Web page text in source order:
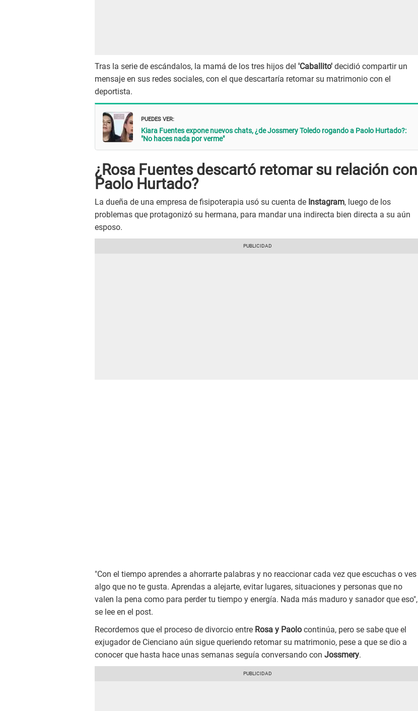
Tras la serie de escándalos, la mamá de los tres hijos del 'Caballito' decidió compartir un
mensaje en sus redes sociales, con el que descartaría retomar su matrimonio con el
deportista.
PUEDES VER:
Kiara Fuentes expone nuevos chats, ¿de Jossmery Toledo rogando a Paolo Hurtado?:
"No haces nada por verme"
¿Rosa Fuentes descartó retomar su relación con
Paolo Hurtado?
La dueña de una empresa de fisipoterapia usó su cuenta de Instagram, luego de los
problemas que protagonizó su hermana, para mandar una indirecta bien directa a su aún
esposo.
"Con el tiempo aprendes a ahorrarte palabras y no reaccionar cada vez que escuchas o ves
algo que no te gusta. Aprendas a alejarte, evitar lugares, situaciones y personas que no
valen la pena como para perder tu tiempo y energía. Nada más maduro y sanador que eso",
se lee en el post.
Recordemos que el proceso de divorcio entre Rosa y Paolo continúa, pero se sabe que el
exjugador de Cienciano aún sigue queriendo retomar su matrimonio, pese a que se dio a
conocer que hasta hace unas semanas seguía conversando con Jossmery.